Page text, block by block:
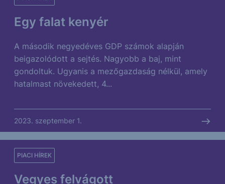
Egy falat kenyér
A második negyedéves GDP számok alapján
beigazolódott a sejtés. Nagyobb a baj, mint
gondoltuk. Ugyanis a mezőgazdaság nélkül, amely
hatalmast növekedett, 4...
2023. szeptember 1.
Vegyes felvágott
PIACI HÍREK